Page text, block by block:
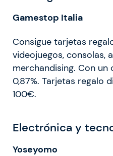
Gamestop Italia
Consigue tarjetas
videojuegos, consolas,
merchandising. Con
0,87%. Tarjetas regalo
100€.
Electrónica y
Yoseyomo